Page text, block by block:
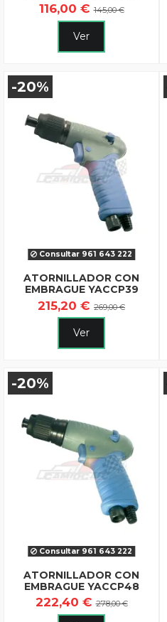
116,00 €145,00 €
Ver
-20%
Consultar 961 643 222
ATORNILLADOR CON
EMBRAGUE YACCP39
215,20 € 269,00 €
Ver
-20%
Consultar 961 643 222
ATORNILLADOR CON
EMBRAGUE YACCP48
222,40 €278,00 €